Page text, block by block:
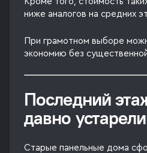
ниже аналогов на средних
При грамотном выборе
экономию без
Последний
давно устарели
Старые панельные дома